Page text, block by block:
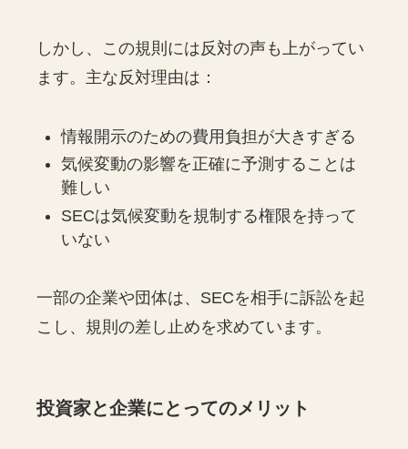
しかし、この規則には反対の声も上がってい
ます。主な反対理由は：
情報開示のための費用負担が大きすぎる
気候変動の影響を正確に予測することは
難しい
SECは気候変動を規制する権限を持って
いない
一部の企業や団体は、SECを相手に訴訟を起
こし、規則の差し止めを求めています。
投資家と企業にとってのメリット